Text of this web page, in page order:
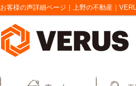
お客様の声詳細ページ｜上野の不動産｜